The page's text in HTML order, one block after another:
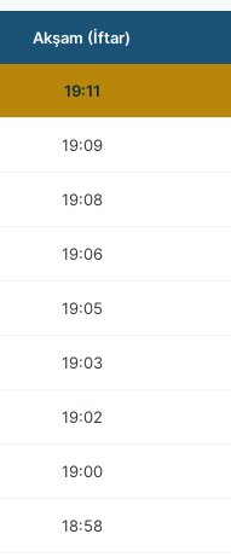
Akşam (İftar)
19:11
19:09
19:08
19:06
19:05
19:03
19:02
19:00
18:58